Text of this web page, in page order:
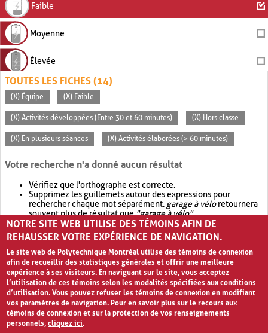
Faible
Moyenne
Élevée
TOUTES LES FICHES (14)
(X) Équipe (X) Faible
(X) Activités développées (Entre 30 et 60 minutes) (X) Hors classe
(X) En plusieurs séances (X) Activités élaborées (> 60 minutes)
Votre recherche n'a donné aucun résultat
Vérifiez que l'orthographe est correcte.
Supprimez les guillemets autour des expressions pour
rechercher chaque mot séparément. garage à véloretournera
souvent plus de résultat que"garage à vélo".
Envisagez d'élargir votre recherche avec OR.garage OR vélo
retournera souvent plus de résultat quegarage à vélo
NOTRE SITE WEB UTILISE DES TÉMOINS AFIN DE
REHAUSSER VOTRE EXPÉRIENCE DE NAVIGATION.
Le site web de Polytechnique Montréal utilise des témoins de connexion
afin de recueillir des statistiques générales et offrir une meilleure
expérience à ses visiteurs. En naviguant sur le site, vous acceptez
l’utilisation de ces témoins selon les modalités spécifiées aux conditions
d’utilisation. Vous pouvez refuser les témoins de connexion en modifiant
vos paramètres de navigation. Pour en savoir plus sur le recours aux
témoins de connexion et sur la protection de vos renseignements
personnels,cliquez ici.